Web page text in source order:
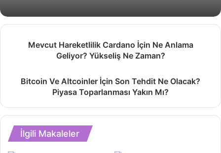
Hareketlilik
Zaman?
Mevcut Hareketlilik Cardano İçin Ne Anlama
Geliyor? Yükseliş Ne Zaman?
İçin
Son
Tehdit
Ne
Bitcoin Ve Altcoinler İçin Son Tehdit Ne Olacak?
Piyasa Toparlanması Yakın Mı?
İlgili Makaleler